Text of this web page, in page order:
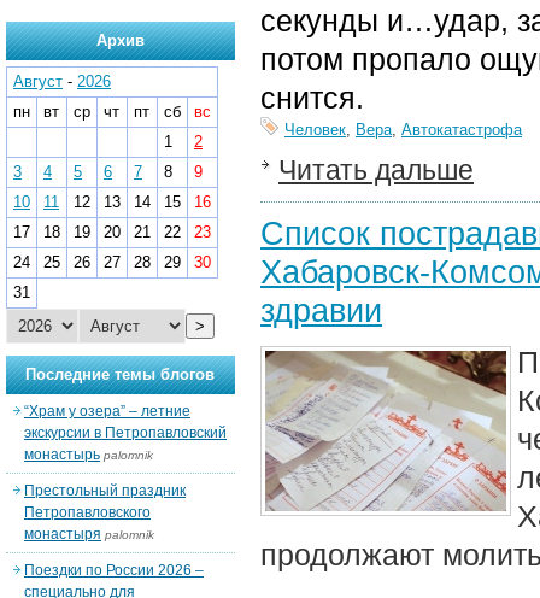
секунды и…удар,
потом пропало
снится.
Человек, Вера, Автокатастрофа
Читать дальше
Список
Хабаровск-
здравии
продолжают
Архив
Август - 2026
пн
вт ср чт пт сб
вс
1
2
3
4 5 6 7 8
9
10
11 12 13 14 15
16
17
18 19 20 21 22
23
24
25 26 27 28 29
30
31
>
Последние темы блогов
“Храм у озера” – летние
экскурсии в Петропавловский
монастырь palomnik
Престольный праздник
Петропавловского
монастыря palomnik
Поездки по России 2026 –
специально для